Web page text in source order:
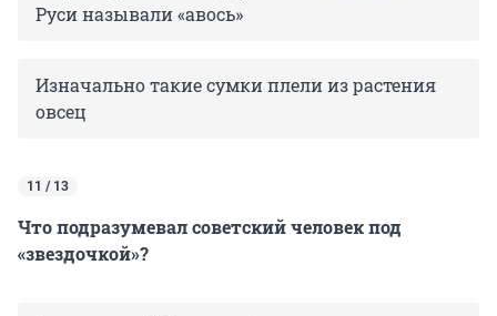
Руси называли «авось»
Изначально такие сумки плели из растения
овсец
11 / 13
Что подразумевал советский человек под
«звездочкой»?